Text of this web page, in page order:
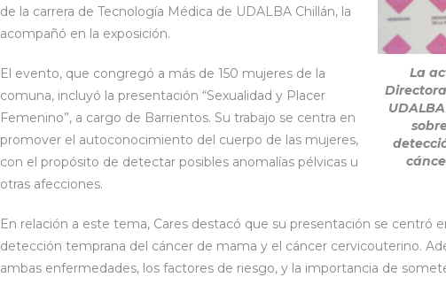
La
de la carrera de Tecnología Médica de UDALBA Chillán, la
acompañó en la exposición.
El evento, que congregó a más de 150 mujeres de la
comuna, incluyó la presentación “Sexualidad y Placer
Femenino”, a cargo de Barrientos. Su trabajo se centra en
promover el autoconocimiento del cuerpo de las mujeres,
con el propósito de detectar posibles anomalías pélvicas u
otras afecciones.
En relación a este tema, Cares destacó que su presentación se centró
detección temprana del cáncer de mama y el cáncer cervicouterino.
ambas enfermedades, los factores de riesgo, y la importancia de